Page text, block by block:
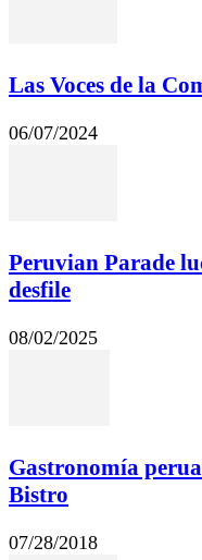
Las Voces de la
06/07/2024
Peruvian Parade
desfile
08/02/2025
Gastronomía
Bistro
07/28/2018